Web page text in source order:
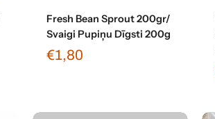
Fresh Bean Sprout 200gr/
Svaigi Pupiņu Dīgsti 200g
€1,80